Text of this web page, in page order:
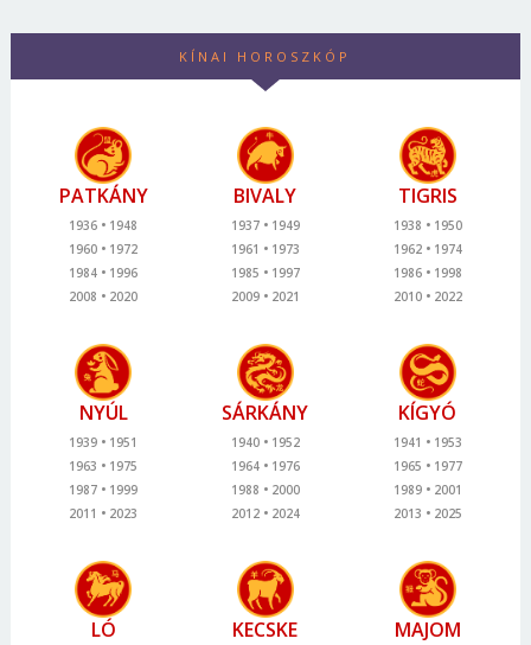
KÍNAI HOROSZKÓP
PATKÁNY
1936
1948
1960
1972
1984
1996
2008
2020
BIVALY
1937
1949
1961
1973
1985
1997
2009
2021
TIGRIS
1938
1950
1962
1974
1986
1998
2010
2022
NYÚL
1939
1951
1963
1975
1987
1999
2011
2023
SÁRKÁNY
1940
1952
1964
1976
1988
2000
2012
2024
KÍGYÓ
1941
1953
1965
1977
1989
2001
2013
2025
LÓ KECSKE MAJOM